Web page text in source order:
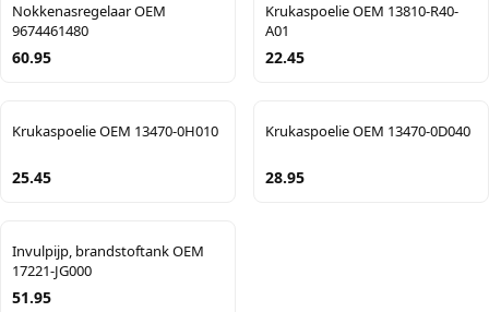
Nokkenasregelaar OEM
9674461480
60.95
Krukaspoelie OEM 13810-R40-
A01
22.45
Krukaspoelie OEM 13470-0H010
25.45
Krukaspoelie OEM 13470-0D040
28.95
Invulpijp, brandstoftank OEM
17221-JG000
51.95